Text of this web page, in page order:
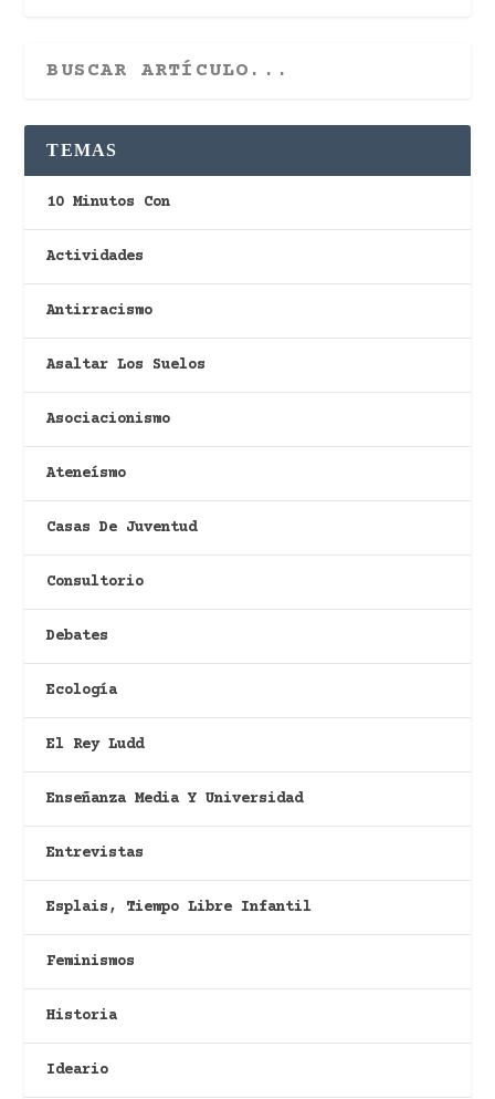
TEMAS
10 Minutos Con
Actividades
Antirracismo
Asaltar Los Suelos
Asociacionismo
Ateneísmo
Casas De Juventud
Consultorio
Debates
Ecología
El Rey Ludd
Enseñanza Media Y Universidad
Entrevistas
Esplais, Tiempo Libre Infantil
Feminismos
Historia
Ideario